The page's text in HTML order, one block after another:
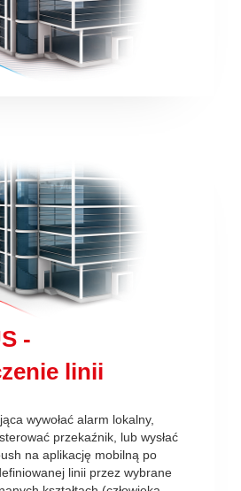
-
linii
wywołać alarm lokalny,
przekaźnik, lub wysłać
na aplikację mobilną po
linii przez wybrane